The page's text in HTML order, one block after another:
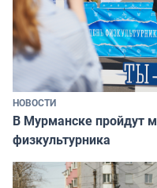
НОВОСТИ
В Мурманске пройдут
физкультурника